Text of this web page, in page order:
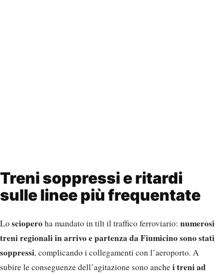
Treni soppressi e ritardi
sulle linee più frequentate
Lo scioperoha mandato in tilt il traffico ferroviario: numerosi
treni regionali in arrivo e partenza da Fiumicino sono stati
soppressi, complicando i collegamenti con l’aeroporto. A
subire le conseguenze dell’agitazione sono anchei treni ad